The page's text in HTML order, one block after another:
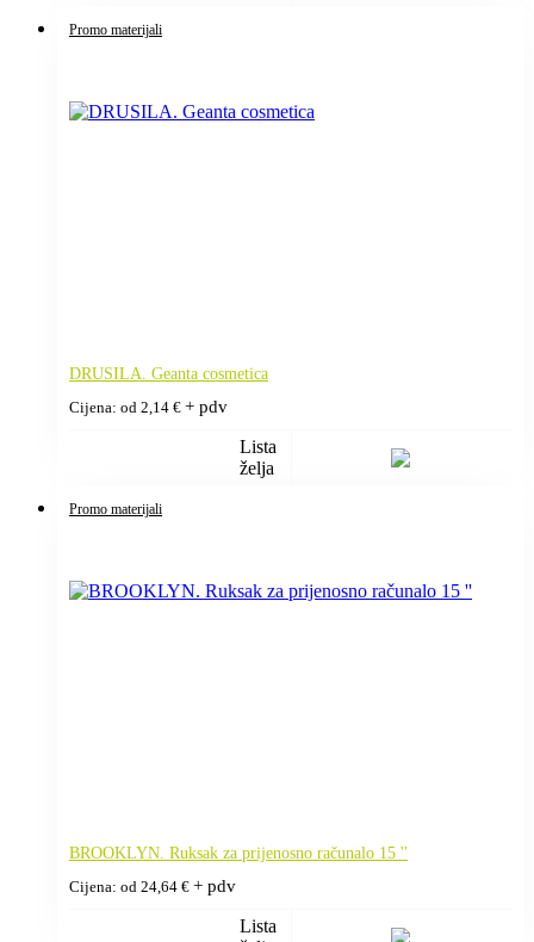
Promo materijali
DRUSILA. Geanta cosmetica
Cijena: od 2,14 € + pdv
Lista
želja
Promo materijali
BROOKLYN. Ruksak za prijenosno računalo 15 ''
Cijena: od 24,64 € + pdv
Lista